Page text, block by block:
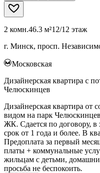
2 комн.46.3 м²12/12 этаж
г. Минск, просп.
Московская
Дизайнерская квартира с
Челюскинцев
Дизайнерская квартира от
видом на парк
ЖК. Сдается по договору,
срок от 1 года и более. В
Предоплата за первый
платы + коммунальные
жильцам с детьми,
просьба не беспокоить.